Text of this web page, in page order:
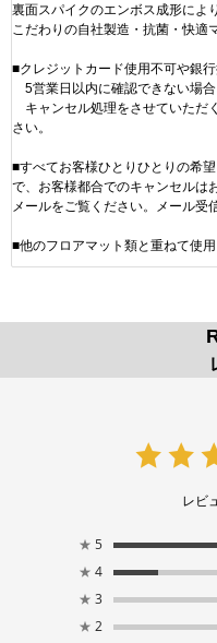
裏面スパイクのエンボス成形によ
こだわりの自社製造・抗菌・快適
■クレジットカード使用不可や銀
5営業日以内に確認できない場合
キャンセル処理をさせていただ
さい。
■すべてお客様ひとりひとりの希
で、お客様都合でのキャンセルは
メールをご覧ください。メール受
■他のフロアマット類と重ねて使用
レビ
★ 5
★ 4
★ 3
★ 2